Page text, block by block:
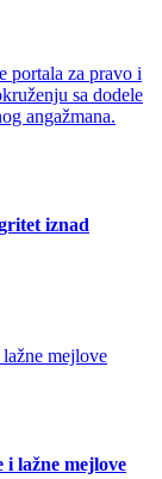
iznad
lažne mejlove